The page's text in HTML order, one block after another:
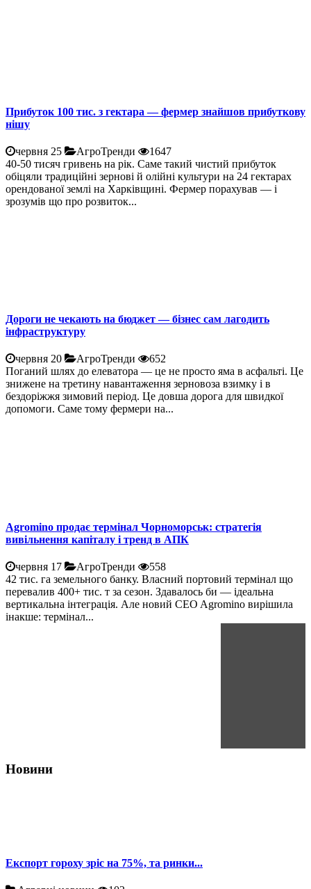
Прибуток 100 тис. з гектара — фермер знайшов прибуткову
нішу
червня 25 АгроТренди
1647
40-50 тисяч гривень на рік. Саме такий чистий прибуток
обіцяли традиційні зернові й олійні культури на 24 гектарах
орендованої землі на Харківщині. Фермер порахував — і
зрозумів що про розвиток...
Дороги не чекають на бюджет — бізнес сам лагодить
інфраструктуру
червня 20 АгроТренди
652
Поганий шлях до елеватора — це не просто яма в асфальті. Це
знижене на третину навантаження зерновоза взимку і в
бездоріжжя зимовий період. Це довша дорога для швидкої
допомоги. Саме тому фермери на...
Agromino продає термінал Чорноморськ: стратегія
вивільнення капіталу і тренд в АПК
червня 17 АгроТренди
558
42 тис. га земельного банку. Власний портовий термінал що
перевалив 400+ тис. т за сезон. Здавалось би — ідеальна
вертикальна інтеграція. Але новий CEO Agromino вирішила
інакше: термінал...
Новини
Експорт гороху зріс на 75%, та ринки...